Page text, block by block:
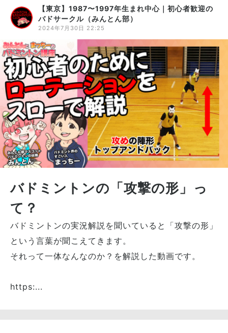
【東京】1987〜1997年生まれ中心｜初心者歓迎の
バドサークル（みんとん部）
2024年7月30日 22:25
バドミントンの「攻撃の形」っ
て？
バドミントンの実況解説を聞いていると「攻撃の形」
という言葉が聞こえてきます。
それって一体なんなのか？を解説した動画です。
https:...